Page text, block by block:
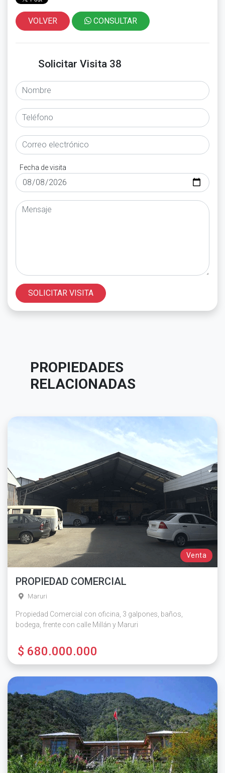
VOLVER CONSULTAR
Solicitar Visita 38
Fecha de visita
SOLICITAR VISITA
PROPIEDADES
RELACIONADAS
Venta
PROPIEDAD COMERCIAL
Maruri
Propiedad Comercial con oficina, 3 galpones, baños,
bodega, frente con calle Millán y Maruri
$ 680.000.000